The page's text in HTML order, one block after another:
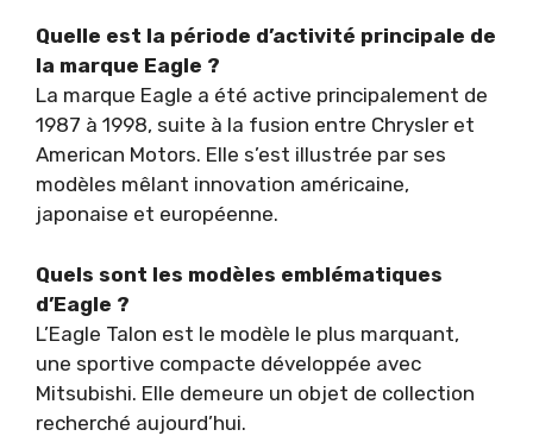
Quelle est la période d’activité principale de
la marque Eagle ?
La marque Eagle a été active principalement de
1987 à 1998, suite à la fusion entre Chrysler et
American Motors. Elle s’est illustrée par ses
modèles mêlant innovation américaine,
japonaise et européenne.
Quels sont les modèles emblématiques
d’Eagle ?
L’Eagle Talon est le modèle le plus marquant,
une sportive compacte développée avec
Mitsubishi. Elle demeure un objet de collection
recherché aujourd’hui.